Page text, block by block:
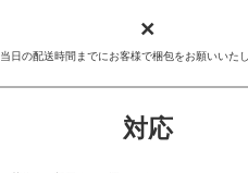
×
当日の配送時間までにお客様で梱包をお願いいたし
対応